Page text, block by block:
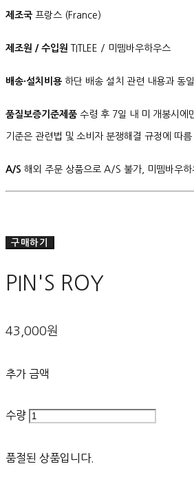
제조국 프랑스 (France)
제조원 / 수입원 TITLEE / 미뗌바우하우스
배송·설치비용 하단 배송 설치 관련 내용과 동일
품질보증기준제품 수령 후 7일 내 미 개봉시에
기준은 관련법 및 소비자 분쟁해결 규정에 따름
A/S 해외 주문 상품으로 A/S 불가, 미뗌바우
구매하기
PIN'S ROY
43,000원
추가 금액
수량
품절된 상품입니다.